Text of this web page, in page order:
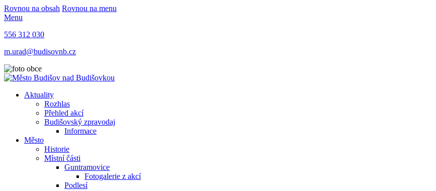
Rovnou na obsah Rovnou na menu
Menu
556 312 030
m.urad@budisovnb.cz
Aktuality
Rozhlas
Přehled akcí
Budišovský zpravodaj
Informace
Město
Historie
Místní části
Guntramovice
Fotogalerie z akcí
Podlesí